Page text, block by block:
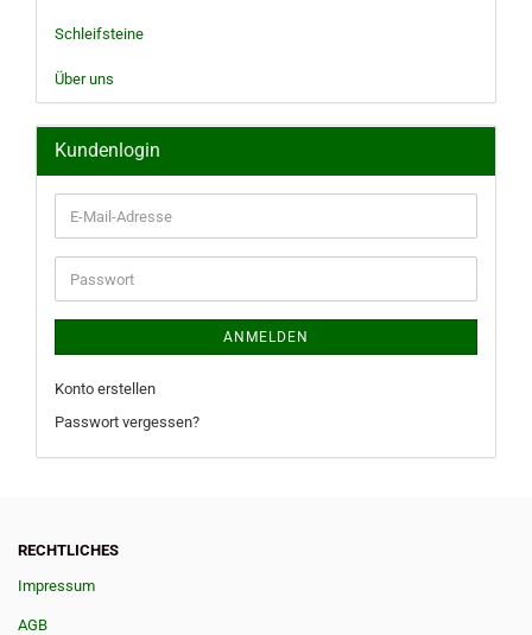
Schleifsteine
Über uns
Kundenlogin
E-
Mail-
Adresse
Passwort
ANMELDEN
Konto erstellen
Passwort vergessen?
RECHTLICHES
Impressum
AGB